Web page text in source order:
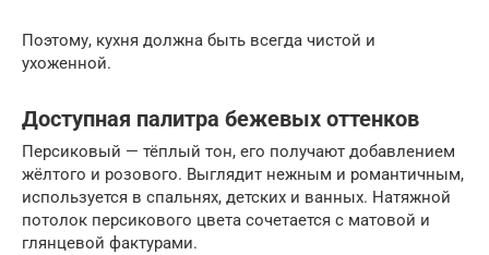
Поэтому, кухня должна быть всегда чистой и
ухоженной.
Доступная палитра бежевых оттенков
Персиковый — тёплый тон, его получают добавлением
жёлтого и розового. Выглядит нежным и романтичным,
используется в спальнях, детских и ванных. Натяжной
потолок персикового цвета сочетается с матовой и
глянцевой фактурами.